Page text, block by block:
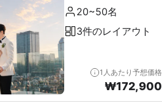
20~50名
3件のレイアウト
1人あたり予想価格
₩172,900